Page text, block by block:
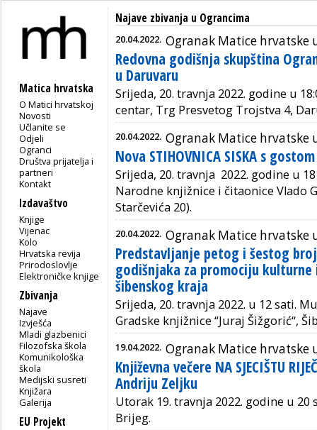
Matica hrvatska
O Matici hrvatskoj
Novosti
Učlanite se
Odjeli
Ogranci
Društva prijatelja i
partneri
Kontakt
Izdavaštvo
Knjige
Vijenac
Kolo
Hrvatska revija
Prirodoslovlje
Elektroničke knjige
Zbivanja
Najave
Izvješća
Mladi glazbenici
Filozofska škola
Komunikološka
škola
Medijski susreti
Knjižara
Galerija
EU Projekt
Najave zbivanja u Ograncima
20.04.2022. Ogranak Matice hrvatske
Redovna godišnja skupština
u Daruvaru
Srijeda, 20. travnja 2022. godine u
centar, Trg Presvetog Trojstva 4,
20.04.2022. Ogranak Matice hrvatske
Nova STIHOVNICA SISKA s
Srijeda, 20. travnja 2022. godine u
Narodne knjižnice i čitaonice Vlado
Starčevića 20).
20.04.2022. Ogranak Matice hrvatske
Predstavljanje petog i šestog
godišnjaka za promociju
šibenskog kraja
Srijeda, 20. travnja 2022. u 12 sati. M
Gradske knjižnice “Juraj Šižgorić“,
19.04.2022. Ogranak Matice hrvatske
Književna večere NA SJECIŠTU
Andriju Zeljku
Utorak 19. travnja 2022. godine u
Brijeg.